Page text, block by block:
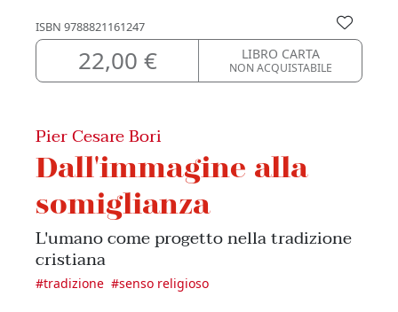
ISBN 9788821161247
22,00 € LIBRO CARTA
NON ACQUISTABILE
Pier Cesare Bori
Dall'immagine alla
somiglianza
L'umano come progetto nella tradizione
cristiana
#tradizione #senso religioso